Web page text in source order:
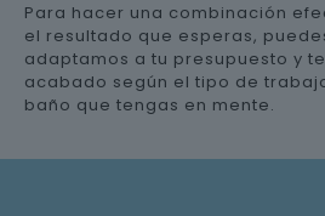
Para hacer una combinación
el resultado que esperas,
adaptamos a tu presupuesto y
acabado según el tipo de
baño que tengas en mente.